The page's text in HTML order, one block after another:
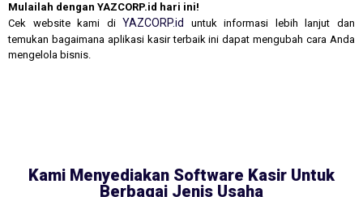
Mulailah dengan YAZCORP.id hari ini!
Cek website kami di YAZCORP.id
untuk informasi lebih lanjut dan
temukan bagaimana aplikasi kasir terbaik ini dapat mengubah cara Anda
mengelola bisnis.
Kami Menyediakan Software Kasir Untuk
Berbagai Jenis Usaha